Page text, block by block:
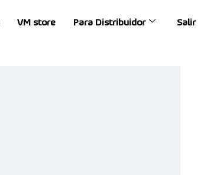
VM store Para Distribuidor Salir